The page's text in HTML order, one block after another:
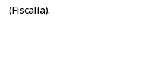
(Fiscalía).